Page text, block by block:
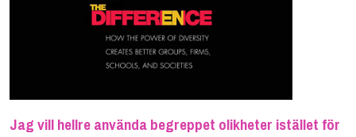
Jag vill hellre använda begreppet olikheter istället för